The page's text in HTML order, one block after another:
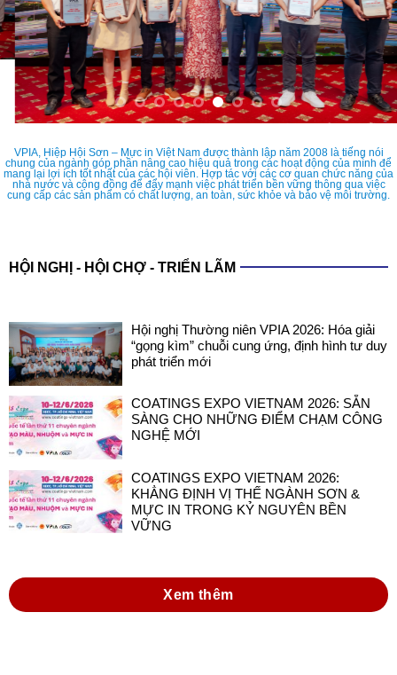
VPIA, Hiệp Hội Sơn – Mực in Việt Nam được thành lập năm 2008 là tiếng nói
chung của ngành góp phần nâng cao hiệu quả trong các hoạt động của mình để
mang lại lợi ích tốt nhất của các hội viên. Hợp tác với các cơ quan chức năng của
nhà nước và cộng đồng để đẩy mạnh việc phát triển bền vững thông qua việc
cung cấp các sản phẩm có chất lượng, an toàn, sức khỏe và bảo vệ môi trường.
HỘI NGHỊ - HỘI CHỢ - TRIỂN LÃM
Hội nghị Thường niên VPIA 2026: Hóa giải
“gọng kìm” chuỗi cung ứng, định hình tư duy
phát triển mới
COATINGS EXPO VIETNAM 2026: SẴN
SÀNG CHO NHỮNG ĐIỂM CHẠM CÔNG
NGHỆ MỚI
COATINGS EXPO VIETNAM 2026:
KHẲNG ĐỊNH VỊ THẾ NGÀNH SƠN &
MỰC IN TRONG KỶ NGUYÊN BỀN
VỮNG
Xem thêm